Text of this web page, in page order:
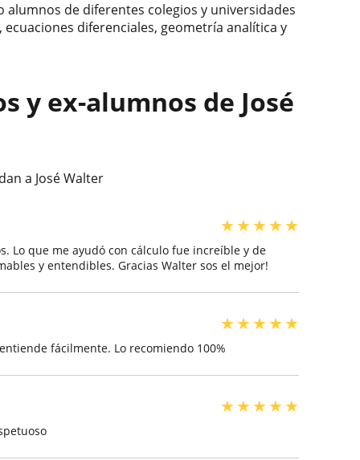
de diferentes colegios y universidades
diferenciales, geometría analítica y
y ex-alumnos de José
a José Walter
★★★★★
Lo que me ayudó con cálculo fue increíble y de
y entendibles. Gracias Walter sos el mejor!
★★★★★
fácilmente. Lo recomiendo 100%
★★★★★